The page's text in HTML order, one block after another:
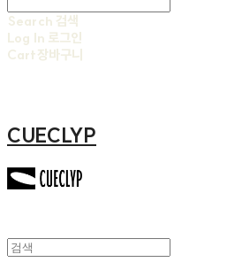
Search 검색
Log In 로그인
Cart장바구니
CUECLYP